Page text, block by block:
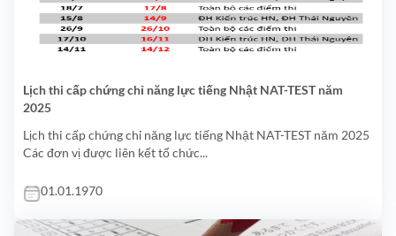
Lịch thi cấp chứng chỉ năng lực tiếng Nhật NAT-TEST năm
2025
Lịch thi cấp chứng chỉ năng lực tiếng Nhật NAT-TEST năm 2025
Các đơn vị được liên kết tổ chức...
01.01.1970